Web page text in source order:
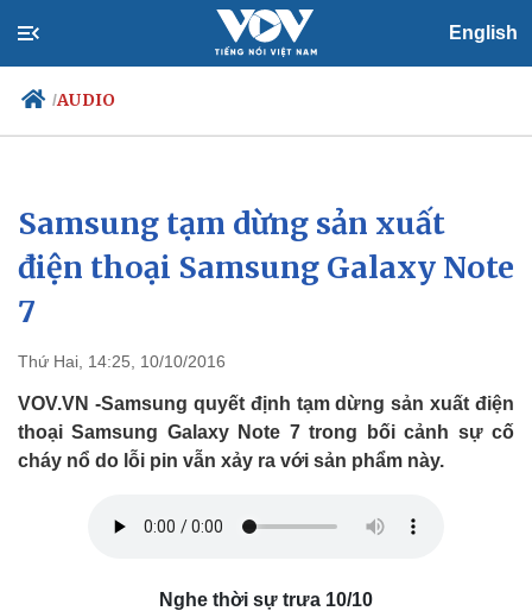
English
/AUDIO
Chính trị
Đảng
Tổ chức nhân sự
Quốc hội
Xã hội
Tin 24h
Dự báo thời tiết
Samsung tạm dừng sản xuất
điện thoại Samsung Galaxy Note
7
Thứ Hai, 14:25, 10/10/2016
VOV.VN -Samsung quyết định tạm dừng sản xuất điện
thoại Samsung Galaxy Note 7 trong bối cảnh sự cố
cháy nổ do lỗi pin vẫn xảy ra với sản phẩm này.
Nghe thời sự trưa 10/10